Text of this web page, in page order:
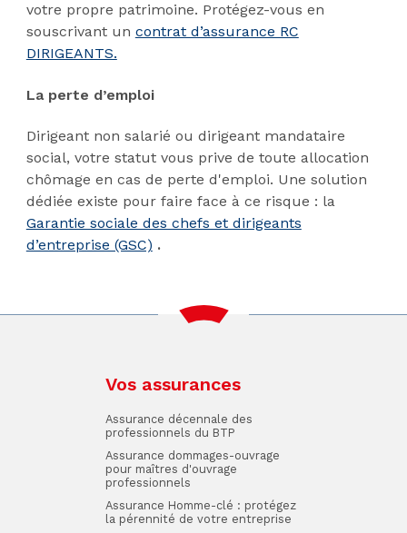
votre propre patrimoine. Protégez-vous en
souscrivant un contrat d’assurance RC
DIRIGEANTS.
La perte d’emploi
Dirigeant non salarié ou dirigeant mandataire
social, votre statut vous prive de toute allocation
chômage en cas de perte d'emploi. Une solution
dédiée existe pour faire face à ce risque : la
Garantie sociale des chefs et dirigeants
d’entreprise (GSC) .
Vos assurances
Assurance décennale des
professionnels du BTP
Assurance dommages-ouvrage
pour maîtres d'ouvrage
professionnels
Assurance Homme-clé : protégez
la pérennité de votre entreprise